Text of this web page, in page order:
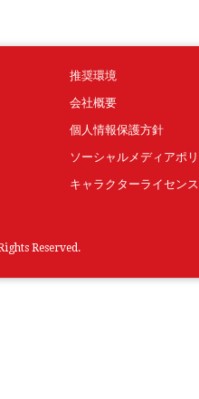
推奨環境
会社概要
個人情報保護方針
ソーシャルメディアポ
キャラクターライセンス
Reserved.